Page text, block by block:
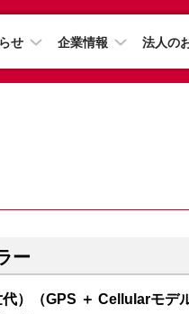
せ 企業情報 法人の
ー
）（GPS ＋ Cellularモデ